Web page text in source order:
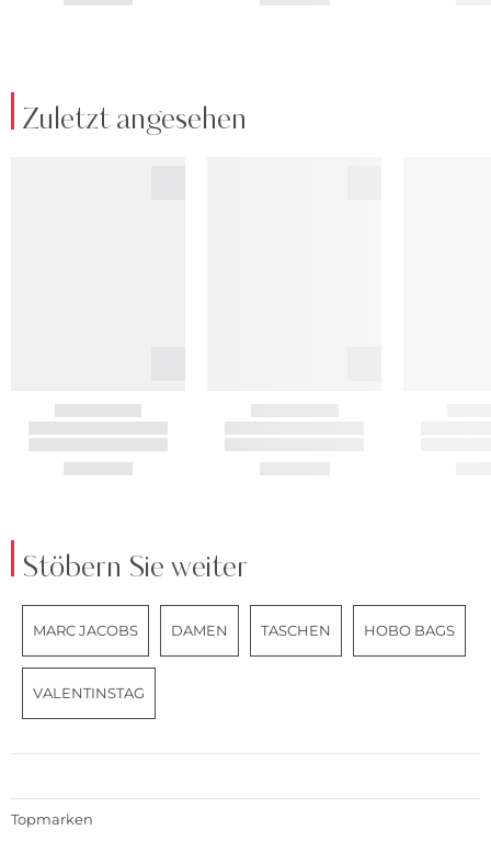
Zuletzt angesehen
Stöbern Sie weiter
MARC JACOBS DAMEN TASCHEN HOBO BAGS
VALENTINSTAG
Topmarken